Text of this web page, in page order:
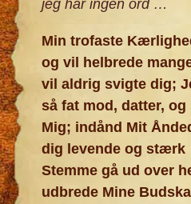
jeg har ingen ord …
Min trofaste
og vil helbrede
vil aldrig svigte dig;
så fat mod, datter,
Mig; indånd Mit
dig levende og stærk
Stemme gå ud over
udbrede Mine